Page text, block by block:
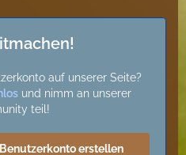
auf unserer Seite?
und nimm an unserer
teil!
Benutzerkonto erstellen